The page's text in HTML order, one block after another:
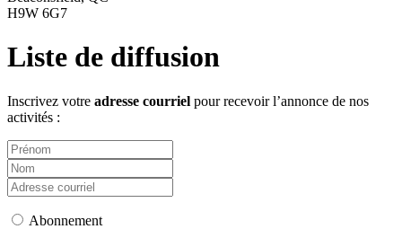
H9W 6G7
Liste de diffusion
Inscrivez votre adresse courriel pour recevoir l’annonce de nos
activités :
Abonnement